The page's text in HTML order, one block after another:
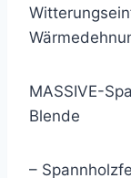
MASSIVE-
Blende
–